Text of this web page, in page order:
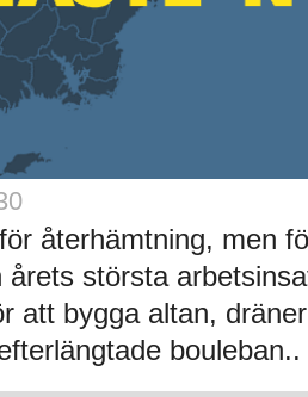
återhämtning, men
årets största
att bygga altan,
bouleban..